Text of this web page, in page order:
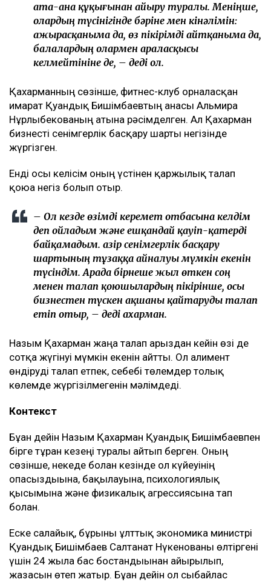
ата-ана құқығынан айыру туралы. Меніңше,
олардың түсінігінде бәріне мен кінәлімін:
ажырасқаныма да, өз пікірімді айтқаныма да,
балалардың олармен араласқысы
келмейтініне де, – деді ол.
Қахарманның сөзінше, фитнес-клуб орналасқан
ғимарат Қуандық Бишімбаевтың анасы Альмира
Нұрлыбекованың атына рәсімделген. Ал Қахарман
бизнесті сенімгерлік басқару шарты негізінде
жүргізген.
Енді осы келісім оның үстінен қаржылық талап
қоюға негіз болып отыр.
– Ол кезде өзімді керемет отбасына келдім
деп ойладым және ешқандай қауіп-қатерді
байқамадым. Қазір сенімгерлік басқару
шартының тұзаққа айналуы мүмкін екенін
түсіндім. Арада бірнеше жыл өткен соң
менен талап қоюшылардың пікірінше, осы
бизнестен түскен ақшаны қайтаруды талап
етіп отыр, – деді Қахарман.
Назым Қахарман жаңа талап арыздан кейін өзі де
сотқа жүгінуі мүмкін екенін айтты. Ол алимент
өндіруді талап етпек, себебі төлемдер толық
көлемде жүргізілмегенін мәлімдеді.
Контекст
Бұған дейін Назым Қахарман Қуандық Бишімбаевпен
бірге тұрған кезеңі туралы айтып берген. Оның
сөзінше, некеде болған кезінде ол күйеуінің
опасыздығына, бақылауына, психологиялық
қысымына және физикалық агрессиясына тап
болған.
Еске салайық, бұрынғы ұлттық экономика министрі
Қуандық Бишімбаев Салтанат Нүкенованы өлтіргені
үшін 24 жылға бас бостандығынан айырылып,
жазасын өтеп жатыр. Бұған дейін ол сыбайлас